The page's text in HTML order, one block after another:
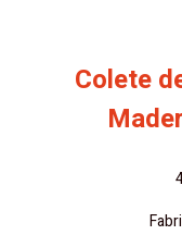
Colete